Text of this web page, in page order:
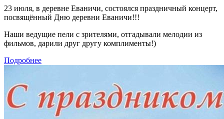
23 июля, в деревне Еваничи, состоялся праздничный концерт,
посвящённый Дню деревни Еваничи!!!
Наши ведущие пели с зрителями, отгадывали мелодии из
фильмов, дарили друг другу комплименты!)
Подробнее